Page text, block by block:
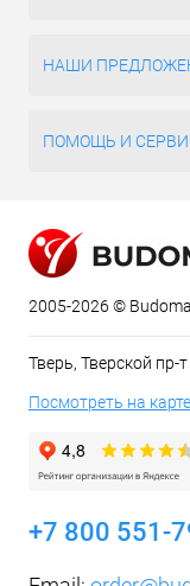
НАШИ
ПОМОЩЬ И
2005-2026 ©
Тверь, Тверской пр-
Посмотреть на карте
+7 800 551-